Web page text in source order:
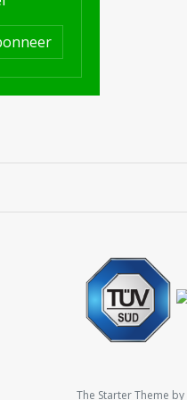
The Starter Theme by